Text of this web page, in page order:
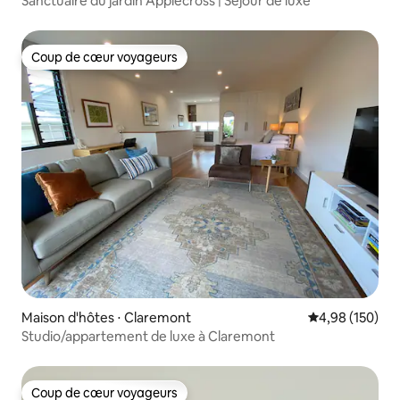
Coup de cœur voyageurs
Coup de cœur voyageurs
Maison d'hôtes ⋅ Claremont Évaluation
4,98 (150)
Studio/appartement de luxe à Claremont
Coup de cœur voyageurs